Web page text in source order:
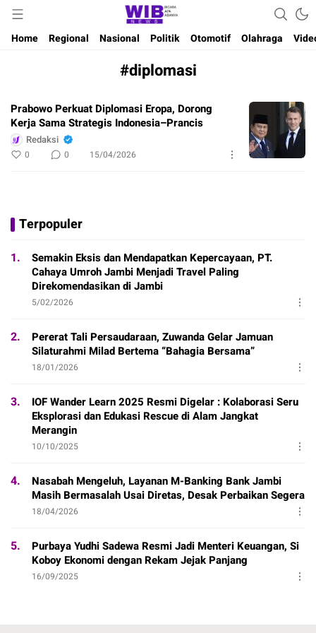
Wibnews
Waktu Indonesia Bicara
Home
Regional Nasional Politik Otomotif Olahraga
#diplomasi
Prabowo Perkuat Diplomasi Eropa, Dorong
Kerja Sama Strategis Indonesia–Prancis
Redaksi
0 0 15/04/2026
Terpopuler
1.
Semakin Eksis dan Mendapatkan Kepercayaan, PT.
Cahaya Umroh Jambi Menjadi Travel Paling
Direkomendasikan di Jambi
5/02/2026
2.
Pererat Tali Persaudaraan, Zuwanda Gelar Jamuan
Silaturahmi Milad Bertema “Bahagia Bersama”
18/01/2026
3.
IOF Wander Learn 2025 Resmi Digelar : Kolaborasi Seru
Eksplorasi dan Edukasi Rescue di Alam Jangkat
Merangin
10/10/2025
4.
Nasabah Mengeluh, Layanan M-Banking Bank Jambi
Masih Bermasalah Usai Diretas, Desak Perbaikan Segera
18/04/2026
5.
Purbaya Yudhi Sadewa Resmi Jadi Menteri Keuangan, Si
Koboy Ekonomi dengan Rekam Jejak Panjang
16/09/2025